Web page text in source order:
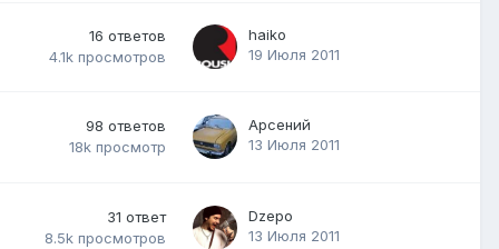
16 ответов
4.1k просмотров
haiko
19 Июля 2011
98 ответов
18k просмотр
Арсений
13 Июля 2011
31 ответ
8.5k просмотров
Dzepo
13 Июля 2011